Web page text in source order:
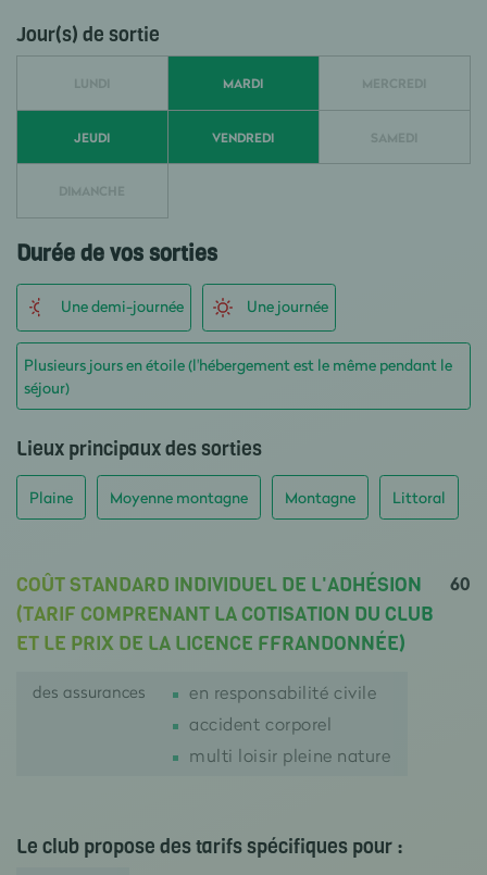
Jour(s) de sortie
LUNDI MARDI MERCREDI
JEUDI VENDREDI SAMEDI
DIMANCHE
Durée de vos sorties
Une demi-journée Une journée
Plusieurs jours en étoile (l'hébergement est le même pendant le
séjour)
Lieux principaux des sorties
Plaine Moyenne montagne Montagne Littoral
COÛT STANDARD INDIVIDUEL DE L'ADHÉSION
(TARIF COMPRENANT LA COTISATION DU CLUB
ET LE PRIX DE LA LICENCE FFRANDONNÉE)
60
des assurances
en responsabilité civile
accident corporel
multi loisir pleine nature
Le club propose des tarifs spécifiques pour :